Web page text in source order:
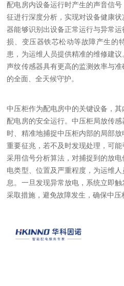
配电房内设备运行时产生的声音信
征进行深度分析，实现对设备健康
器能够识别出设备正常运行与异常
损、变压器铁芯松动等故障产生的
患，为运维人员提供精准的维修建
声纹传感器具有更高的监测效率与
的全面、全天候守护。
中压柜作为配电房中的关键设备，
配电房的安全运行。中压柜局放传
时、精准地捕捉中压柜内部的局部
重要征兆，若不及时发现处理，可能
采用信号分析算法，对捕捉到的放电
电类型、位置及严重程度，为运维人
息。一旦发现异常放电，系统立即触
采取措施，避免故障发生，确保中压